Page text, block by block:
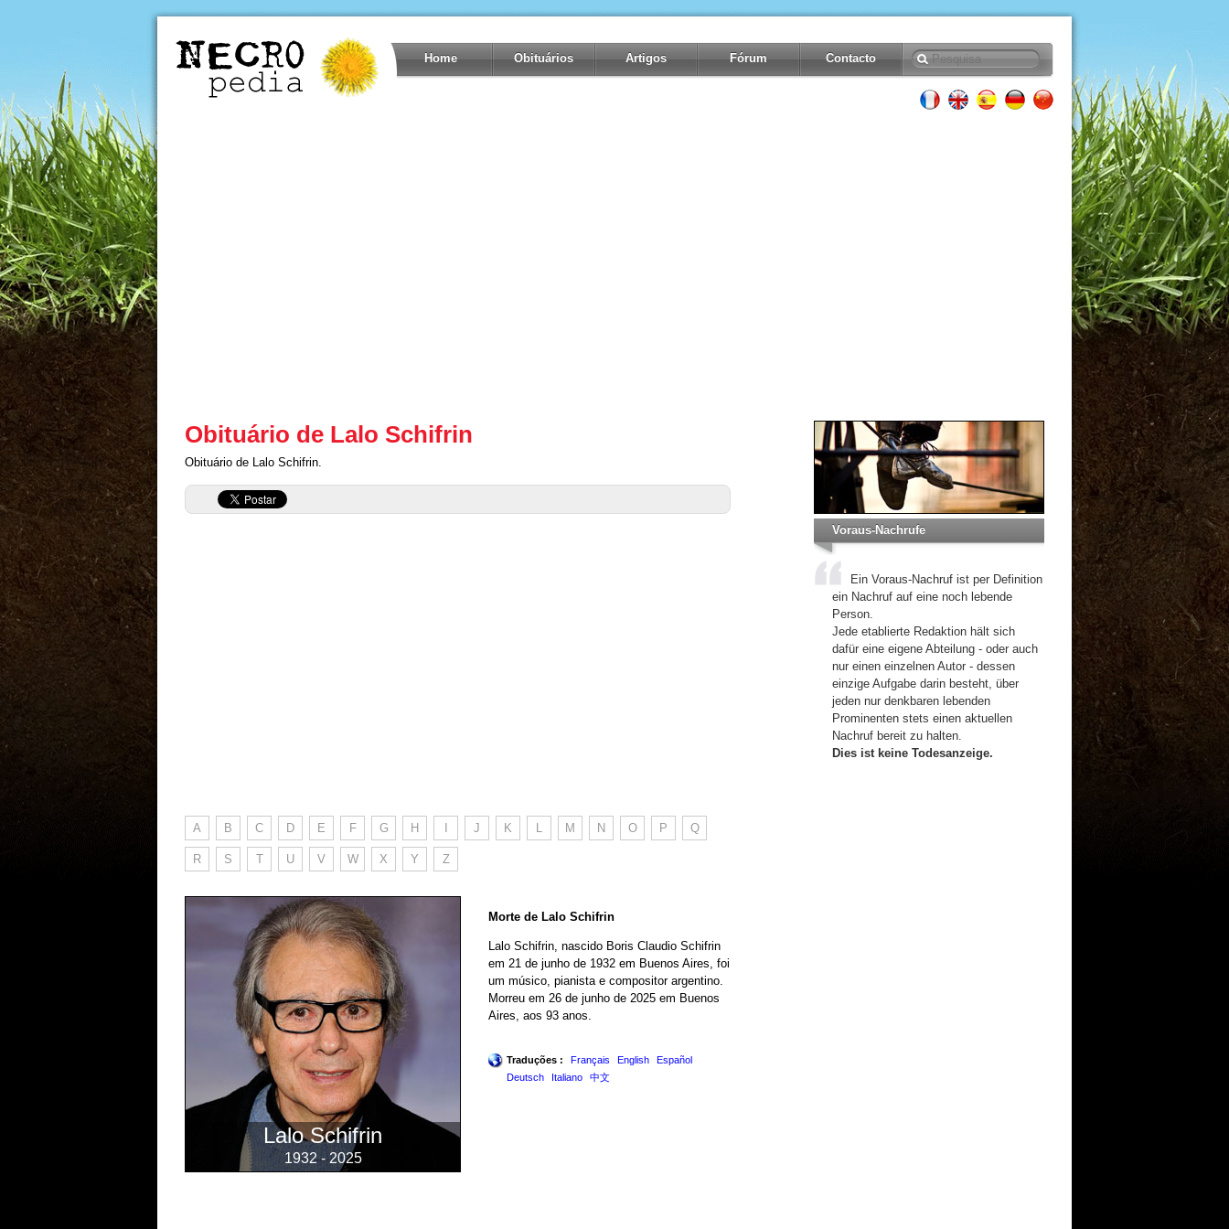
Home Obituários Artigos Fórum Contacto
Obituário de Lalo Schifrin
Obituário de Lalo Schifrin.
A B C D E F G H J K L M N O P Q
R S T U V W X Y Z
Lalo Schifrin
1932 - 2025
Morte de Lalo Schifrin
Lalo Schifrin, nascido Boris Claudio Schifrin
em 21 de junho de 1932 em Buenos Aires, foi
um músico, pianista e compositor argentino.
Morreu em 26 de junho de 2025 em Buenos
Aires, aos 93 anos.
Traduções : Français English
Español
Deutsch
Italiano 中文
Voraus-Nachrufe
Ein Voraus-Nachruf ist per Definition
ein Nachruf auf eine noch lebende
Person.
Jede etablierte Redaktion hält sich
dafür eine eigene Abteilung - oder auch
nur einen einzelnen Autor - dessen
einzige Aufgabe darin besteht, über
jeden nur denkbaren lebenden
Prominenten stets einen aktuellen
Nachruf bereit zu halten.
Dies ist keine Todesanzeige.